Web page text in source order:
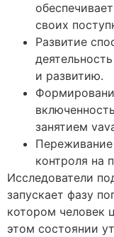
своих
Развитие
и развитию.
занятием
Переживание
контроля на
Исследователи
запускает фазу
котором человек
этом состоянии